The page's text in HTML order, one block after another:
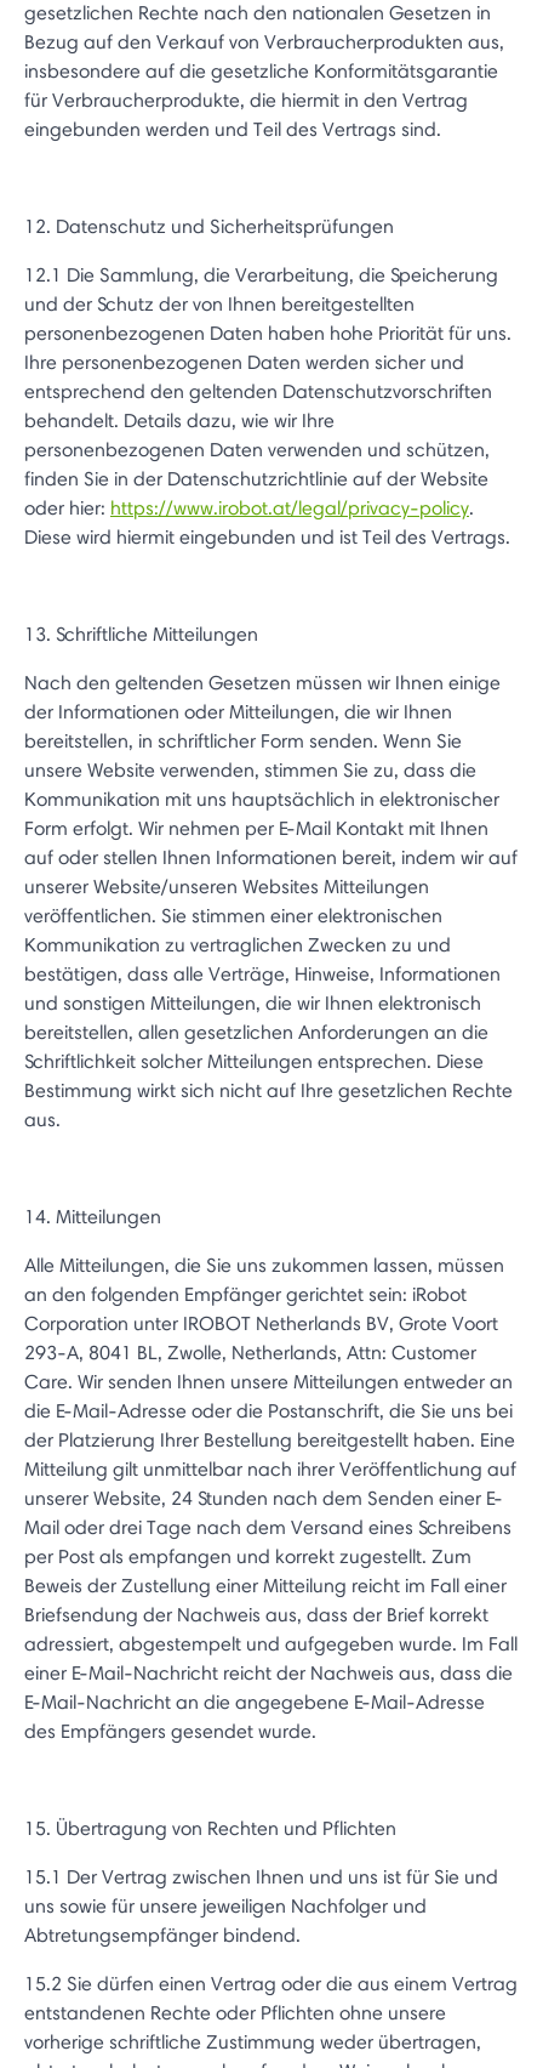
gesetzlichen Rechte nach den nationalen Gesetzen in
Bezug auf den Verkauf von Verbraucherprodukten aus,
insbesondere auf die gesetzliche Konformitätsgarantie
für Verbraucherprodukte, die hiermit in den Vertrag
eingebunden werden und Teil des Vertrags sind.
12. Datenschutz und Sicherheitsprüfungen
12.1 Die Sammlung, die Verarbeitung, die Speicherung
und der Schutz der von Ihnen bereitgestellten
personenbezogenen Daten haben hohe Priorität für uns.
Ihre personenbezogenen Daten werden sicher und
entsprechend den geltenden Datenschutzvorschriften
behandelt. Details dazu, wie wir Ihre
personenbezogenen Daten verwenden und schützen,
finden Sie in der Datenschutzrichtlinie auf der Website
oder hier: https://www.irobot.at/legal/privacy-policy.
Diese wird hiermit eingebunden und ist Teil des Vertrags.
13. Schriftliche Mitteilungen
Nach den geltenden Gesetzen müssen wir Ihnen einige
der Informationen oder Mitteilungen, die wir Ihnen
bereitstellen, in schriftlicher Form senden. Wenn Sie
unsere Website verwenden, stimmen Sie zu, dass die
Kommunikation mit uns hauptsächlich in elektronischer
Form erfolgt. Wir nehmen per E-Mail Kontakt mit Ihnen
auf oder stellen Ihnen Informationen bereit, indem wir auf
unserer Website/unseren Websites Mitteilungen
veröffentlichen. Sie stimmen einer elektronischen
Kommunikation zu vertraglichen Zwecken zu und
bestätigen, dass alle Verträge, Hinweise, Informationen
und sonstigen Mitteilungen, die wir Ihnen elektronisch
bereitstellen, allen gesetzlichen Anforderungen an die
Schriftlichkeit solcher Mitteilungen entsprechen. Diese
Bestimmung wirkt sich nicht auf Ihre gesetzlichen Rechte
aus.
14. Mitteilungen
Alle Mitteilungen, die Sie uns zukommen lassen, müssen
an den folgenden Empfänger gerichtet sein: iRobot
Corporation unter IROBOT Netherlands BV, Grote Voort
293-A, 8041 BL, Zwolle, Netherlands, Attn: Customer
Care. Wir senden Ihnen unsere Mitteilungen entweder an
die E-Mail-Adresse oder die Postanschrift, die Sie uns bei
der Platzierung Ihrer Bestellung bereitgestellt haben. Eine
Mitteilung gilt unmittelbar nach ihrer Veröffentlichung auf
unserer Website, 24 Stunden nach dem Senden einer E-
Mail oder drei Tage nach dem Versand eines Schreibens
per Post als empfangen und korrekt zugestellt. Zum
Beweis der Zustellung einer Mitteilung reicht im Fall einer
Briefsendung der Nachweis aus, dass der Brief korrekt
adressiert, abgestempelt und aufgegeben wurde. Im Fall
einer E-Mail-Nachricht reicht der Nachweis aus, dass die
E-Mail-Nachricht an die angegebene E-Mail-Adresse
des Empfängers gesendet wurde.
15. Übertragung von Rechten und Pflichten
15.1 Der Vertrag zwischen Ihnen und uns ist für Sie und
uns sowie für unsere jeweiligen Nachfolger und
Abtretungsempfänger bindend.
15.2 Sie dürfen einen Vertrag oder die aus einem Vertrag
entstandenen Rechte oder Pflichten ohne unsere
vorherige schriftliche Zustimmung weder übertragen,